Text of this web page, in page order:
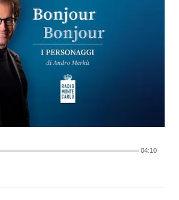
04:10